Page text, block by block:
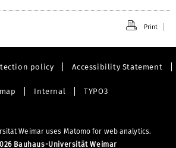
Print
policy Accessibility Statement
Internal TYPO3
Weimar uses Matomo for web analytics.
Bauhaus-Universität Weimar